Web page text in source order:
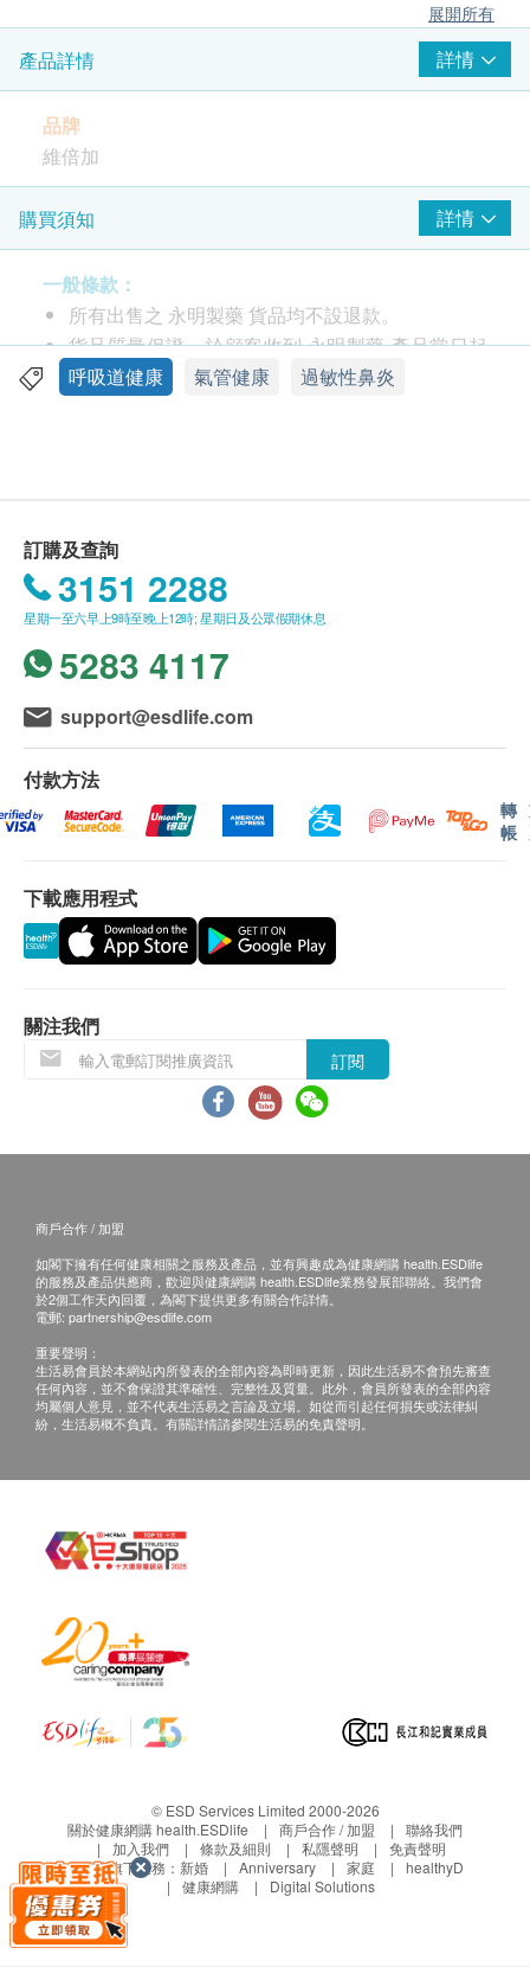
展開所有
產品詳情 詳情
品牌
維倍加
產地
美國
包裝
90粒
功效
不適症狀。本產品不含西藥成份，無不良副作用。
服用方法
每日2次，每次1粒
注意事項
用後如有不良反應或過敏反應，請立刻停止使用
密封、置於陰涼乾燥處；勿讓兒童自取
購買須知 詳情
一般條款：
所有出售之 永明製藥 貨品均不設退款。
貨品質量保證，於顧客收到 永明製藥 產品當日起
計，食用期應最少有9個月或以上。
購買 永明製藥 產品總額滿HK$500，即可享本地
免費送貨服務。賬單總額未滿HK$500需附加
HK$30運費。
我們將於確定訂單後3-5個工作天內安排發貨。
不排除運送時間會因節日而有所影響。當八號烈風
訊號懸掛或黑色暴雨警告生效時，送貨服務時間將
會延遲。
所有訂單須視乎相關貨品的供應情況再作最後確
認。倘若健康網購health.ESDlife未能提供任何訂
單上的貨品，健康網購health.ESDlife有權拒絕接
客再作安排。
退換條款：
有損毀情況，一經確認簽收，恕不接受退換。
退換產品必須包裝完整，如退換之產品有任何殘缺
或過期退回，供應商有權不受理。
如有其他損壞或遺漏查詢，顧客必須保留有效收據
呼吸道健康 氣管健康 過敏性鼻炎
訂購及查詢
3151 2288
星期一至六早上9時至晚上12時; 星期日及公眾假期休息
5283 4117
support@esdlife.com
付款方法
轉
帳
下載應用程式
關注我們
訂閱
商戶合作 / 加盟
如閣下擁有任何健康相關之服務及產品，並有興趣成為健康網購 health.ESDlife
的服務及產品供應商，歡迎與健康網購 health.ESDlife業務發展部聯絡。我們會
於2個工作天內回覆，為閣下提供更多有關合作詳情。
電郵: partnership@esdlife.com
重要聲明：
生活易會員於本網站內所發表的全部內容為即時更新，因此生活易不會預先審查
任何內容，並不會保證其準確性、完整性及質量。此外，會員所發表的全部內容
均屬個人意見，並不代表生活易之言論及立場。如從而引起任何損失或法律糾
紛，生活易概不負責。有關詳情請參閱生活易的免責聲明。
© ESD Services Limited 2000-2026
關於健康網購 health.ESDlife
商戶合作 / 加盟
聯絡我們
加入我們
條款及細則 私隱聲明
免責聲明
生活易旗下業務： 新婚 Anniversary 家庭
healthyD
健康網購
Digital Solutions